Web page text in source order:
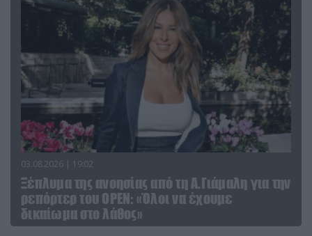
03.08.2026 | 19:02
Ξέπλυμα της ανοησίας από τη Α.Γιάμαλη για την
ρεπόρτερ του ΟΡΕΝ: «Όλοι να έχουμε
δικαίωμα στο λάθος»